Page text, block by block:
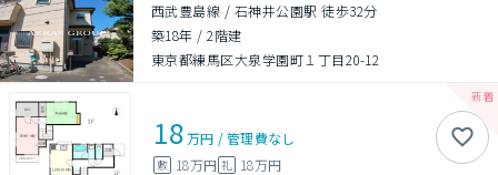
西武豊島線 / 石神井公園駅 徒歩32分
築18年 /2階建
東京都練馬区大泉学園町１丁目20-12
18万円 /管理費なし
敷 18万円 礼 18万円